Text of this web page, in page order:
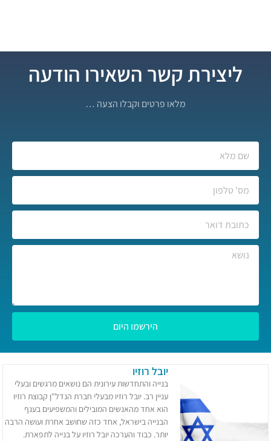
ליצירת קשר השאירו הודעה
מלאו פרטים וקבלו הצעה …
הירשמו היום
יובל רוזיו
בנייה והתחדשות עירונית הם נושאים מרגשים ובעלי
עניין רב. יובל רוזיו מבעלי חברת הנדל"ן קבוצת רוזיו
הוא אחד מהאנשים המובילים והמשפיעים בענף
הבנייה בישראל, אחד כזה שחושב אחרת ועושה הרבה
יותר. כבוד והערכה יובל רוזיו על בנייה לתפארת.